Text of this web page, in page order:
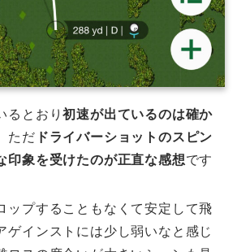
るとおり初速が出ているのは確か
ただ ドライバーショットのスピン
印象を受けたのが正直な感想です
ップすることもなくて安定して飛
ゲインストには少し弱いなと感じ